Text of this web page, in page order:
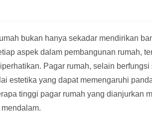
bukan hanya sekadar mendirikan
aspek dalam pembangunan rumah,
Pagar rumah, selain
estetika yang dapat memengaruhi
tinggi pagar rumah yang dianjurkan